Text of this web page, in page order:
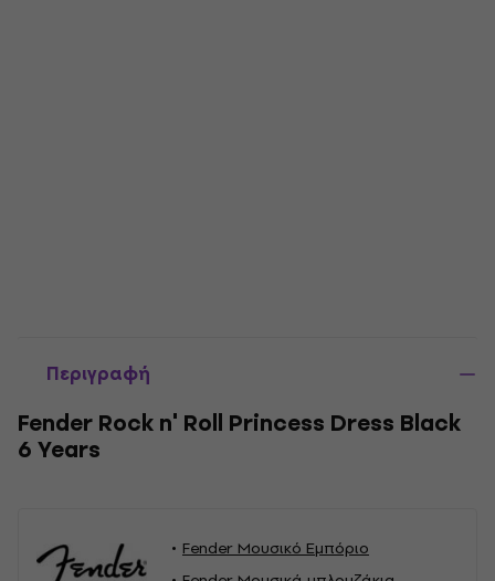
Περιγραφή
Fender Rock n' Roll Princess Dress Black
6 Years
Fender Μουσικό Εμπόριο